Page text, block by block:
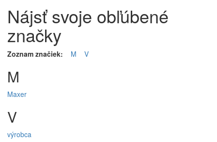
Nájsť svoje obľúbené
značky
Zoznam značiek: M V
M
Maxer
V
výrobca